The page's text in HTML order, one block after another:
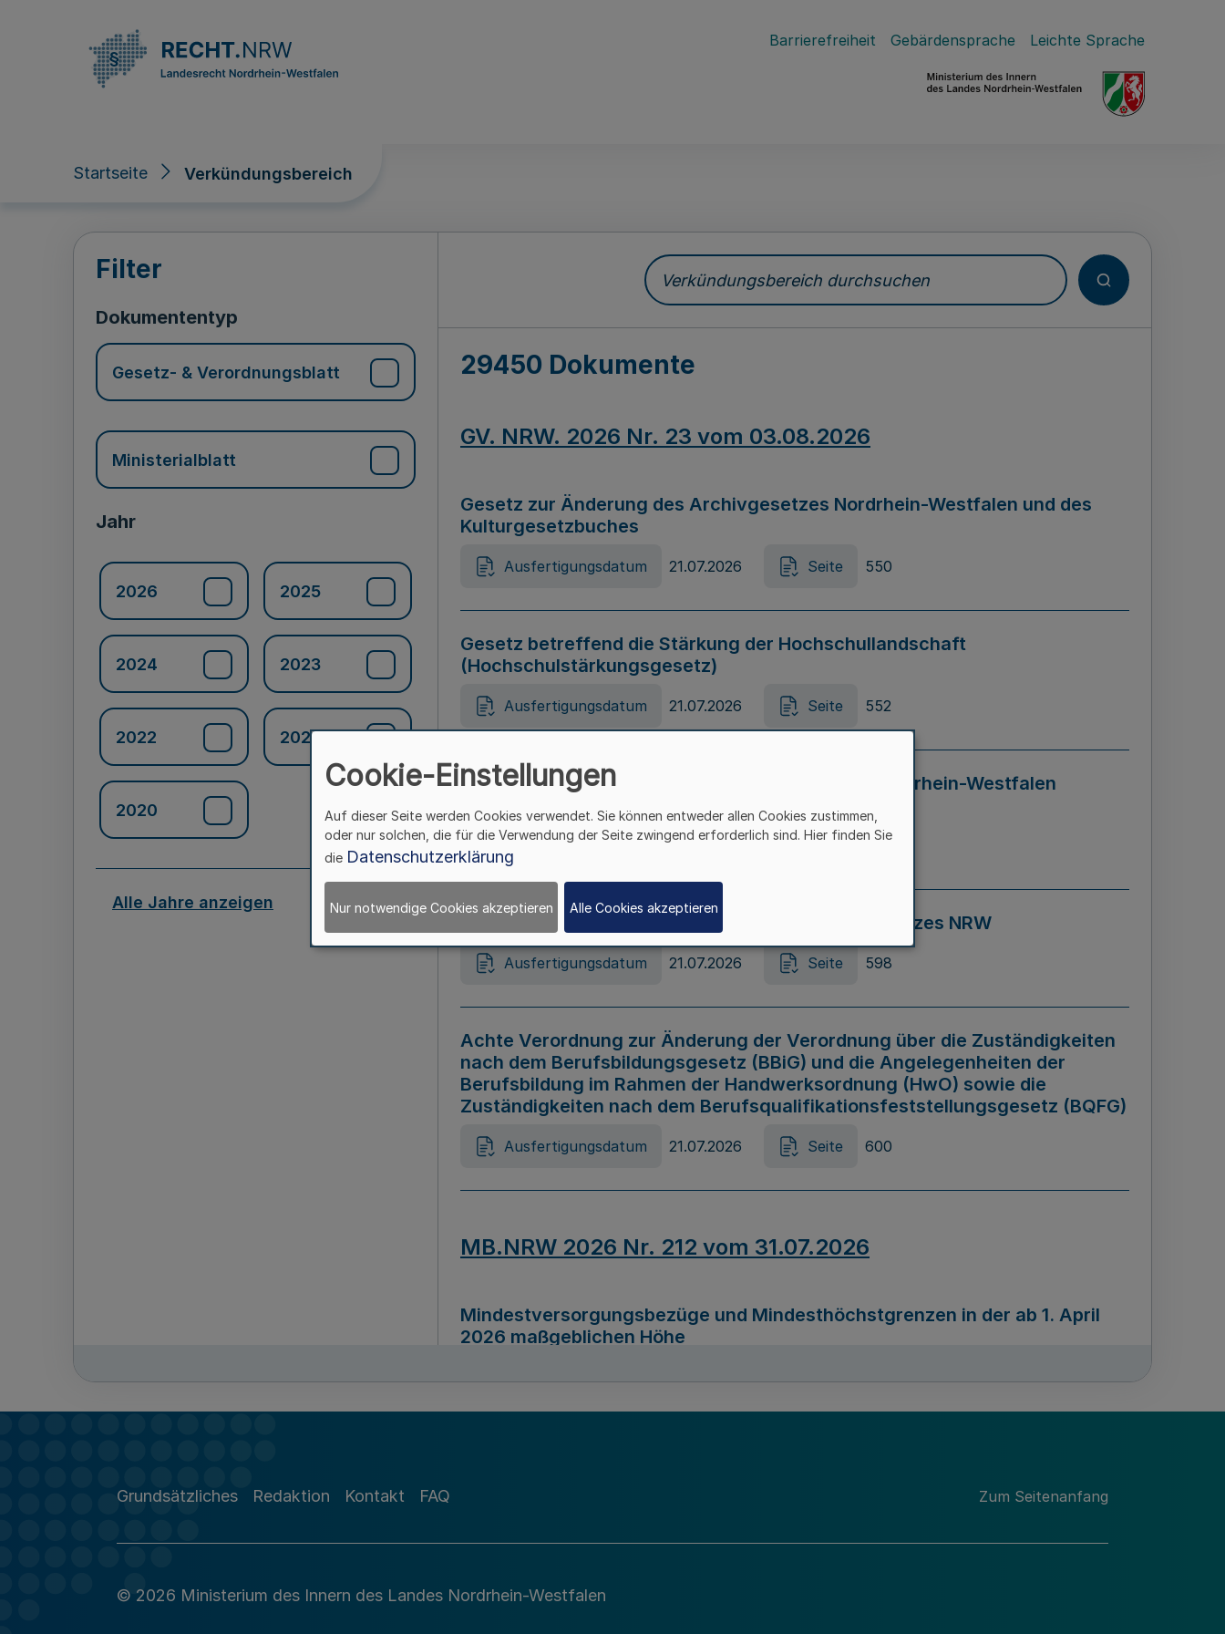
Barrierefreiheit Gebärdensprache Leichte Sprache
Startseite Verkündungsbereich
Verkündungsbereich
Filter
Dokumententyp
Gesetz- & Verordnungsblatt
Ministerialblatt
Jahr
2026 2025
2024 2023
2022 2021
2020
Alle Jahre anzeigen
Verkündungsbereich durchsuchen
29450 Dokumente
GV. NRW. 2026 Nr. 23 vom 03.08.2026
Gesetz zur Änderung des Archivgesetzes Nordrhein-Westfalen und des
Kulturgesetzbuches
Ausfertigungsdatum 21.07.2026 Seite 550
Gesetz betreffend die Stärkung der Hochschullandschaft
(Hochschulstärkungsgesetz)
Ausfertigungsdatum 21.07.2026 Seite 552
Gesetz zur Vermeidung von Diskriminierung in Nordrhein-Westfalen
(Landesantidiskriminierungsgesetz – LADG NRW)
Ausfertigungsdatum 21.07.2026 Seite 595
Gesetz zur Änderung des Online-Casinospiel Gesetzes NRW
Ausfertigungsdatum 21.07.2026 Seite 598
Achte Verordnung zur Änderung der Verordnung über die Zuständigkeiten
nach dem Berufsbildungsgesetz (BBiG) und die Angelegenheiten der
Berufsbildung im Rahmen der Handwerksordnung (HwO) sowie die
Zuständigkeiten nach dem Berufsqualifikationsfeststellungsgesetz (BQFG)
Ausfertigungsdatum 21.07.2026 Seite 600
MB.NRW 2026 Nr. 212 vom 31.07.2026
Mindestversorgungsbezüge und Mindesthöchstgrenzen in der ab 1. April
2026 maßgeblichen Höhe
Richtlinie zur Durchführung des Förderprogramms „Mittelstand Innovativ &
Grundsätzliches Redaktion Kontakt FAQ Zum Seitenanfang
© 2026 Ministerium des Innern des Landes Nordrhein-Westfalen
Cookie-Einstellungen
Auf dieser Seite werden Cookies verwendet. Sie können entweder allen Cookies zustimmen,
oder nur solchen, die für die Verwendung der Seite zwingend erforderlich sind. Hier finden Sie
die Datenschutzerklärung
Nur notwendige Cookies akzeptieren Alle Cookies akzeptieren